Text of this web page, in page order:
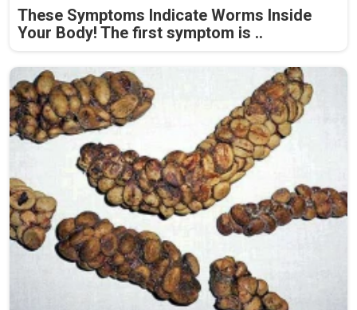
These Symptoms Indicate Worms Inside
Your Body! The first symptom is ..